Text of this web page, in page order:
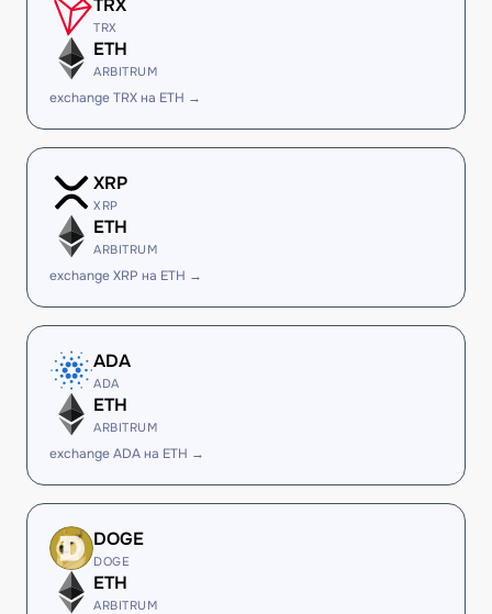
TRX
TRX
ETH
ARBITRUM
exchange TRX на ETH →
XRP
XRP
ETH
ARBITRUM
exchange XRP на ETH →
ADA
ADA
ETH
ARBITRUM
exchange ADA на ETH →
DOGE
DOGE
ETH
ARBITRUM